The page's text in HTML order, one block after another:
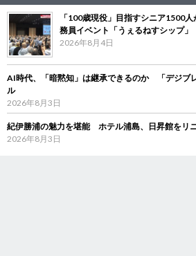
「100歳現役」目指すシニア1500
務員イベント「うぇるねすシップ」
2026年8月4日
AI時代、「暗黙知」は継承できるのか 「デジブ
ル
2026年8月3日
紀伊勝浦の魅力を堪能 ホテル浦島、日昇館をリ
2026年8月3日